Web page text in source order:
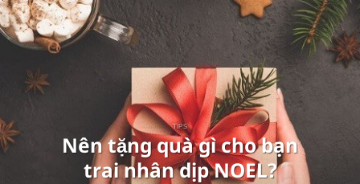
TIPS
Nên tặng quà gì cho bạn
trai nhân dịp NOEL?